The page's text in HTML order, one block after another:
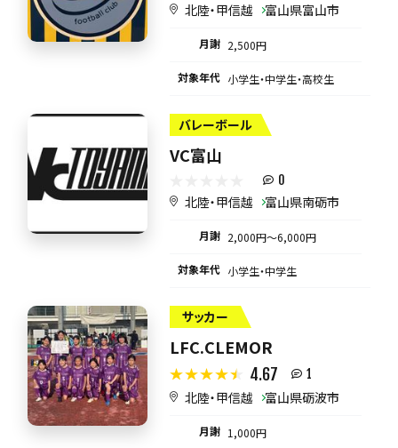
北陸・甲信越 富山県富山市
月謝 2,500円
対象年代 小学生・中学生・高校生
バレーボール
VC富山
0
北陸・甲信越 富山県南砺市
月謝 2,000円〜6,000円
対象年代 小学生・中学生
サッカー
LFC.CLEMOR
4.67 1
北陸・甲信越 富山県砺波市
月謝 1,000円